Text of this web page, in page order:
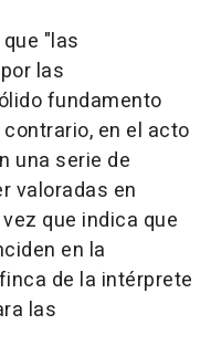
"las
las
fundamento
en el acto
una serie de
valoradas en
que indica que
en la
de la intérprete
las